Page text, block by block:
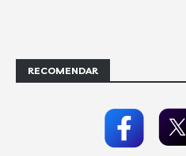
RECOMENDAR